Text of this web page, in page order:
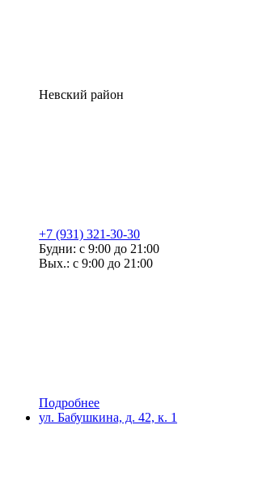
Невский район
+7 (931) 321-30-30
Будни: с 9:00 до 21:00
Вых.: с 9:00 до 21:00
Подробнее
ул. Бабушкина, д. 42, к. 1